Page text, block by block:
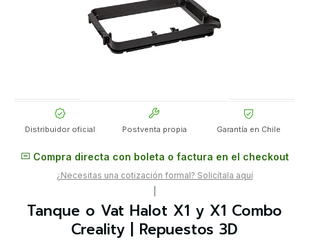
Distribuidor oficial Postventa propia Garantía en Chile
Compra directa con boleta o factura en el checkout
¿Necesitas una cotización formal? Solicítala aquí
Tanque o Vat Halot X1 y X1 Combo
Creality | Repuestos 3D